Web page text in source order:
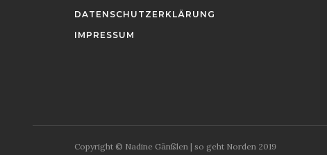
DATENSCHUTZERKLÄRUNG
IMPRESSUM
Copyright © Nadine Gänßlen | so geht Norden 2019